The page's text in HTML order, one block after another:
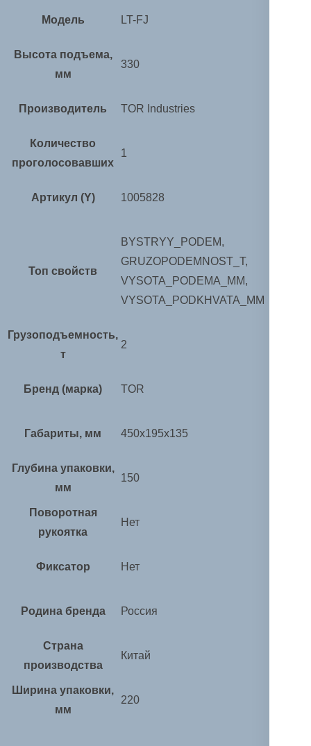
Модель LT-FJ
Высота подъема,
мм
330
Производитель TOR Industries
Количество
проголосовавших
1
Артикул (Y) 1005828
Топ свойств
BYSTRYY_PODEM,
GRUZOPODEMNOST_T,
VYSOTA_PODEMA_MM,
VYSOTA_PODKHVATA_MM
Грузоподъемность,
т
2
Бренд (марка) TOR
Габариты, мм 450х195х135
Глубина упаковки,
мм
150
Поворотная
рукоятка
Нет
Фиксатор Нет
Родина бренда Россия
Страна
производства
Китай
Ширина упаковки,
мм
220